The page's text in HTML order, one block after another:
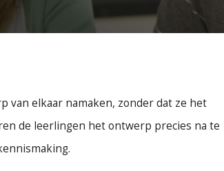
van elkaar namaken, zonder dat ze het
de leerlingen het ontwerp precies na te